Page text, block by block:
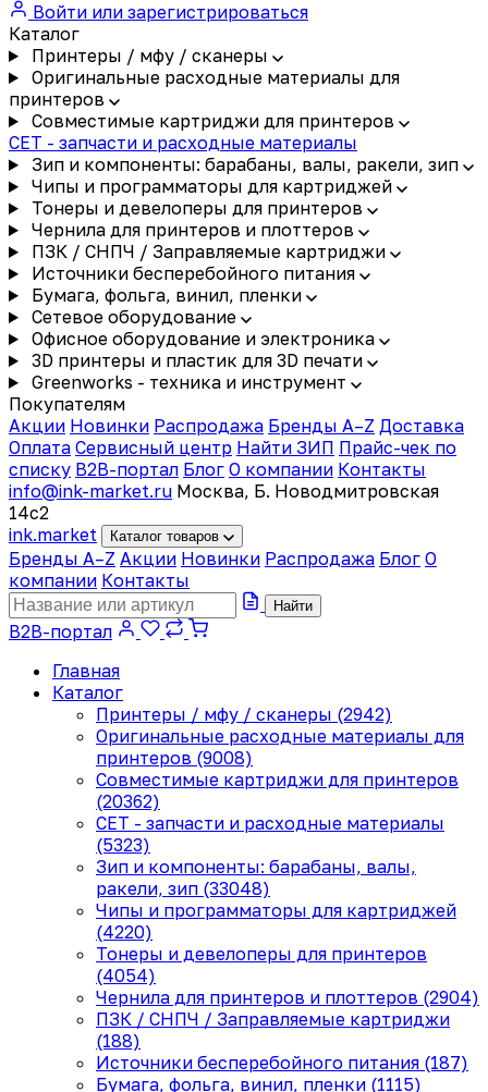
Войти или зарегистрироваться
Каталог
Принтеры / мфу / сканеры
Оригинальные расходные материалы для
принтеров
Совместимые картриджи для принтеров
CET - запчасти и расходные материалы
Зип и компоненты: барабаны, валы, ракели, зип
Чипы и программаторы для картриджей
Тонеры и девелоперы для принтеров
Чернила для принтеров и плоттеров
ПЗК / СНПЧ / Заправляемые картриджи
Источники бесперебойного питания
Бумага, фольга, винил, пленки
Сетевое оборудование
Офисное оборудование и электроника
3D принтеры и пластик для 3D печати
Greenworks - техника и инструмент
Покупателям
Акции Новинки Распродажа Бренды A–Z Доставка
Оплата Сервисный центр Найти ЗИП Прайс-чек по
списку B2B-портал Блог О компании Контакты
info@ink-market.ru Москва, Б. Новодмитровская
14с2
ink.market Каталог товаров
Бренды A–Z Акции Новинки Распродажа Блог О
компании Контакты
Найти
B2B-портал
Главная
Каталог
Принтеры / мфу / сканеры (2942)
Оригинальные расходные материалы для
принтеров (9008)
Совместимые картриджи для принтеров
(20362)
CET - запчасти и расходные материалы
(5323)
Зип и компоненты: барабаны, валы,
ракели, зип (33048)
Чипы и программаторы для картриджей
(4220)
Тонеры и девелоперы для принтеров
(4054)
Чернила для принтеров и плоттеров (2904)
ПЗК / СНПЧ / Заправляемые картриджи
(188)
Источники бесперебойного питания (187)
Бумага, фольга, винил, пленки (1115)